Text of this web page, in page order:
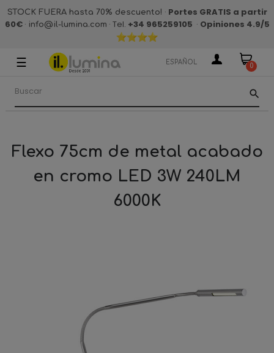
STOCK FUERA hasta 70% descuento! · Portes GRATIS a partir
60€· info@il-lumina.com · Tel. +34 965259105 · Opiniones 4.9/5
Navegación
palanca
☰ ESPAÑOL 0
search
Flexo 75cm de metal acabado
en cromo LED 3W 240LM
6000K